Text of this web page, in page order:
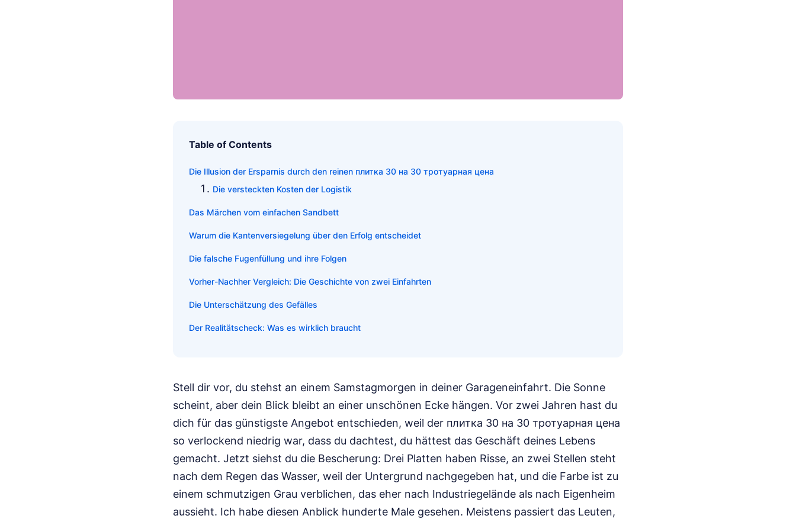
Table of Contents
Die Illusion der Ersparnis durch den reinen плитка 30 на 30 тротуарная цена
Die versteckten Kosten der Logistik
Das Märchen vom einfachen Sandbett
Warum die Kantenversiegelung über den Erfolg entscheidet
Die falsche Fugenfüllung und ihre Folgen
Vorher-Nachher Vergleich: Die Geschichte von zwei Einfahrten
Die Unterschätzung des Gefälles
Der Realitätscheck: Was es wirklich braucht
Stell dir vor, du stehst an einem Samstagmorgen in deiner Garageneinfahrt. Die Sonne
scheint, aber dein Blick bleibt an einer unschönen Ecke hängen. Vor zwei Jahren hast du
dich für das günstigste Angebot entschieden, weil der плитка 30 на 30 тротуарная цена
so verlockend niedrig war, dass du dachtest, du hättest das Geschäft deines Lebens
gemacht. Jetzt siehst du die Bescherung: Drei Platten haben Risse, an zwei Stellen steht
nach dem Regen das Wasser, weil der Untergrund nachgegeben hat, und die Farbe ist zu
einem schmutzigen Grau verblichen, das eher nach Industriegelände als nach Eigenheim
aussieht. Ich habe diesen Anblick hunderte Male gesehen. Meistens passiert das Leuten,